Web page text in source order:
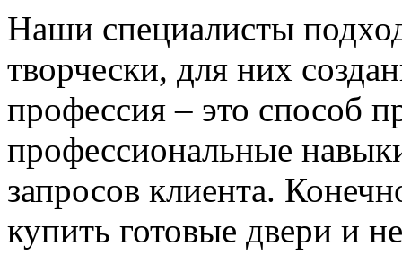
Наши специалисты
творчески, для них
профессия – это способ
профессиональные
запросов клиента.
купить готовые двери и